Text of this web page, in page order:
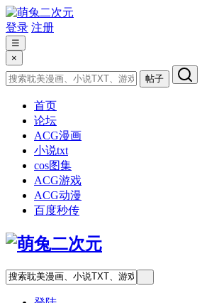
登录 注册
☰
×
帖子
首页
论坛
ACG漫画
小说txt
cos图集
ACG游戏
ACG动漫
百度秒传